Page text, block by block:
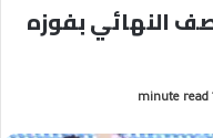
النهائي بفوزه